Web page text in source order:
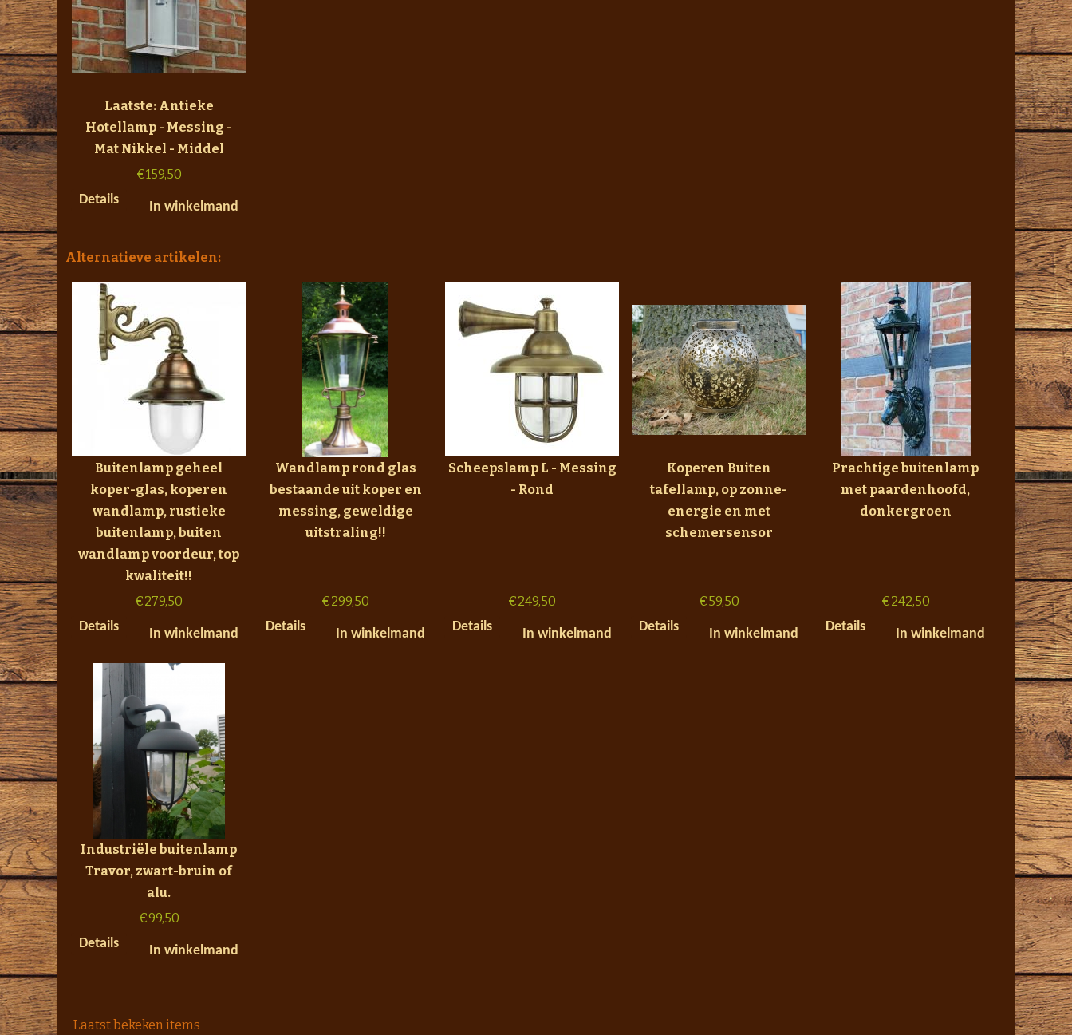
Laatste: Antieke
Hotellamp - Messing -
Mat Nikkel - Middel
€159,50
Details
In winkelmand
Alternatieve artikelen:
Buitenlamp geheel
koper-glas, koperen
wandlamp, rustieke
buitenlamp, buiten
wandlamp voordeur, top
kwaliteit!!
€279,50
Details
In winkelmand
Wandlamp rond glas
bestaande uit koper en
messing, geweldige
uitstraling!!
€299,50
Details
In winkelmand
Scheepslamp L - Messing
- Rond
€249,50
Details
In winkelmand
Koperen Buiten
tafellamp, op zonne-
energie en met
schemersensor
€59,50
Details
In winkelmand
Prachtige buitenlamp
met paardenhoofd,
donkergroen
€242,50
Details
In winkelmand
Industriële buitenlamp
Travor, zwart-bruin of
alu.
€99,50
Details
In winkelmand
Laatst bekeken items